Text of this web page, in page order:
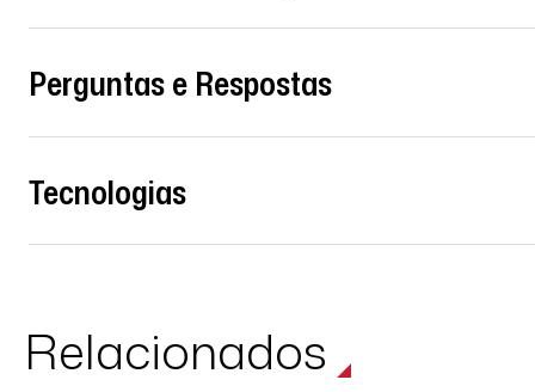
Perguntas e Respostas
Tecnologias
Relacionados